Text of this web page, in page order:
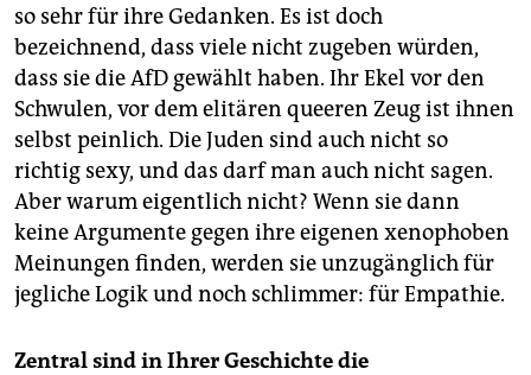
so sehr für ihre Gedanken. Es ist doch
bezeichnend, dass viele nicht zugeben würden,
dass sie die AfD gewählt haben. Ihr Ekel vor den
Schwulen, vor dem elitären queeren Zeug ist ihnen
selbst peinlich. Die Juden sind auch nicht so
richtig sexy, und das darf man auch nicht sagen.
Aber warum eigentlich nicht? Wenn sie dann
keine Argumente gegen ihre eigenen xenophoben
Meinungen finden, werden sie unzugänglich für
jegliche Logik und noch schlimmer: für Empathie.
Zentral sind in Ihrer Geschichte die